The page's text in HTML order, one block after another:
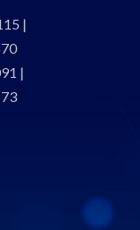
|
|